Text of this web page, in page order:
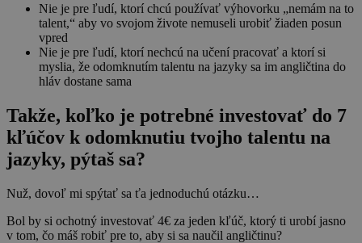
Nie je pre ľudí, ktorí chcú používať výhovorku „nemám na to
talent,“ aby vo svojom živote nemuseli urobiť žiaden posun
vpred
Nie je pre ľudí, ktorí nechcú na učení pracovať a ktorí si
myslia, že odomknutím talentu na jazyky sa im angličtina do
hláv dostane sama
Takže, koľko je potrebné investovať do 7
kľúčov k odomknutiu tvojho talentu na
jazyky, pýtaš sa?
Nuž, dovoľ mi spýtať sa ťa jednoduchú otázku…
Bol by si ochotný investovať 4€ za jeden kľúč, ktorý ti urobí jasno
v tom, čo máš robiť pre to, aby si sa naučil angličtinu?